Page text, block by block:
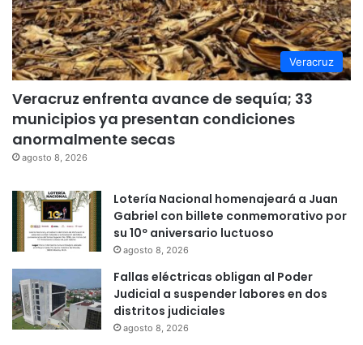
Veracruz
Veracruz enfrenta avance de sequía; 33
municipios ya presentan condiciones
anormalmente secas
agosto 8, 2026
Lotería Nacional homenajeará a Juan
Gabriel con billete conmemorativo por
su 10º aniversario luctuoso
agosto 8, 2026
Fallas eléctricas obligan al Poder
Judicial a suspender labores en dos
distritos judiciales
agosto 8, 2026